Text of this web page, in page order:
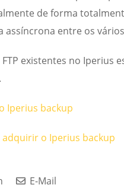
de forma
entre os
existentes no Iperius
Iperius backup
o Iperius backup
E-Mail